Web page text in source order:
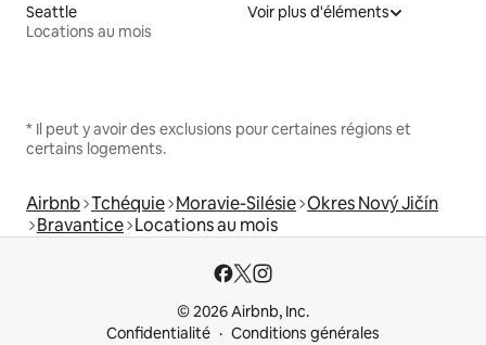
Seattle
Locations au mois
Voir plus d'éléments
* Il peut y avoir des exclusions pour certaines régions et
certains logements.
Airbnb Tchéquie Moravie-Silésie Okres Nový Jičín
Bravantice Locations au mois
© 2026 Airbnb, Inc.
Confidentialité
Conditions générales